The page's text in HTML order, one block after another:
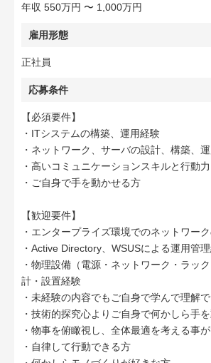
年収 550万円 〜 1,000万円
雇用形態
正社員
応募条件
【必須要件】
・ITシステムの構築、運用経験
・ネットワーク、サーバの設計、構築、
・高いコミュニケーションスキルと行動力
・ご自身で手を動かせる方
【歓迎要件】
・エンタープライズ環境でのネットワー
・Active Directory、WSUSによる運用管
・物理設備（電源・ネットワーク・ラッ
計・設置経験
・未経験の内容でもご自身で学んで理解
・技術的探究心よりご自身で何かしら手
・物事を俯瞰視し、全体最適を考える事
・自律して行動できる方